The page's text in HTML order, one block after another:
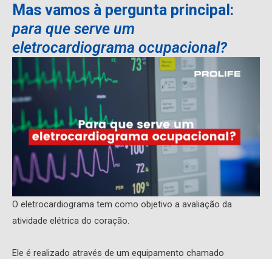
Mas vamos à pergunta principal:
para que serve um
eletrocardiograma ocupacional?
O eletrocardiograma tem como objetivo a avaliação da
atividade elétrica do coração.
Ele é realizado através de um equipamento chamado